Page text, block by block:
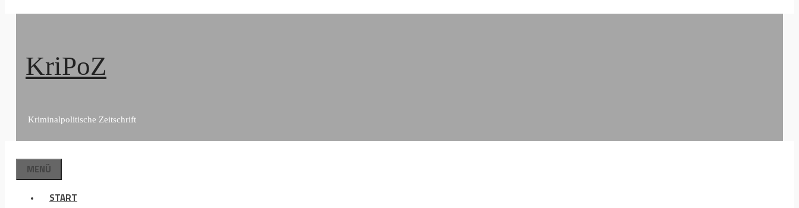
KriPoZ
Kriminalpolitische Zeitschrift
MENÜ
START